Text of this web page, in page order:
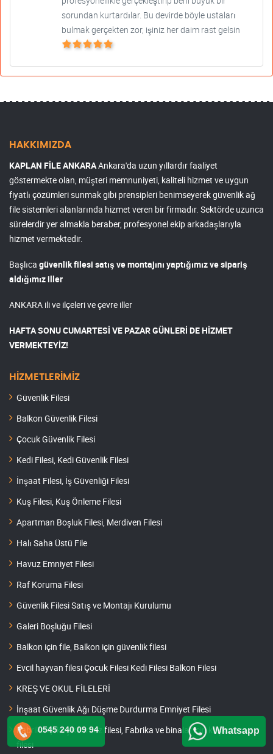
sorundan kurtardılar. Bu devirde böyle ustaları
bulmak gerçekten zor, işiniz her daim rast gelsin
HAKKIMIZDA
KAPLAN FİLE ANKARAAnkara'da uzun yıllardır faaliyet
göstermekte olan, müşteri memnuniyeti, kaliteli hizmet ve uygun
fiyatlı çözümleri sunmak gibi prensipleri benimseyerek güvenlik ağ
file sistemleri alanlarında hizmet veren bir firmadır. Sektörde uzunca
sürelerdir yer almakla beraber, profesyonel ekip arkadaşlarıyla
hizmet vermektedir.
Başlıca güvenlik filesi satış ve montajını yaptığımız ve sipariş
aldığımız iller
ANKARA ili ve ilçeleri ve çevre iller
HAFTA SONU CUMARTESİ VE PAZAR GÜNLERİ DE HİZMET
VERMEKTEYİZ!
HİZMETLERİMİZ
Güvenlik Filesi
Balkon Güvenlik Filesi
Çocuk Güvenlik Filesi
Kedi Filesi, Kedi Güvenlik Filesi
İnşaat Filesi, İş Güvenliği Filesi
Kuş Filesi, Kuş Önleme Filesi
Apartman Boşluk Filesi, Merdiven Filesi
Halı Saha Üstü File
Havuz Emniyet Filesi
Raf Koruma Filesi
Güvenlik Filesi Satış ve Montajı Kurulumu
Galeri Boşluğu Filesi
Balkon için file, Balkon için güvenlik filesi
Evcil hayvan filesi Çocuk Filesi Kedi Filesi Balkon Filesi
KREŞ VE OKUL FİLELERİ
İnşaat Güvenlik Ağı Düşme Durdurma Emniyet Filesi
Fabrika içi kuş konmaz filesi, Fabrika ve binalar için kuşkonmaz
filesi
0545 240 09 94 Whatsapp